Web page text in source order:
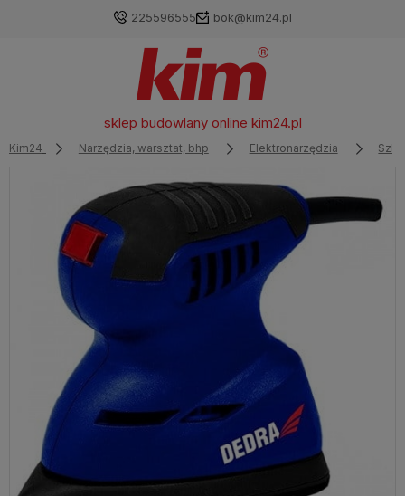
225596555 bok@kim24.pl
sklep budowlany online kim24.pl
Kim24 Narzędzia, warsztat, bhp Elektronarzędzia